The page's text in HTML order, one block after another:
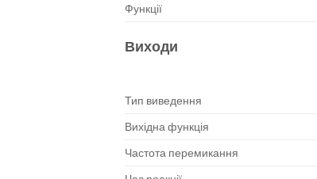
Функції
Виходи
Тип виведення
Вихідна функція
Частота перемикання